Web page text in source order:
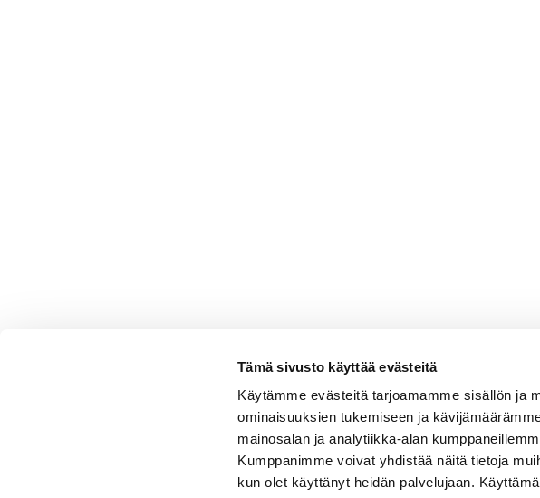
Tämä sivusto käyttää evästeitä
Käytämme evästeitä tarjoamamme sisällön ja
ominaisuuksien tukemiseen ja
mainosalan ja analytiikka-alan
Kumppanimme voivat yhdistää näitä tietoja
kun olet käyttänyt heidän palvelujaan.